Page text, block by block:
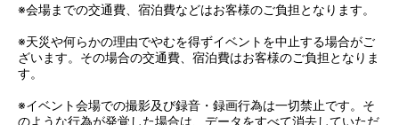
※会場までの交通費、宿泊費などはお客様のご負担となります。
※天災や何らかの理由でやむを得ずイベントを中止する場合がご
ざいます。その場合の交通費、宿泊費はお客様のご負担となりま
す。
※イベント会場での撮影及び録音・録画行為は一切禁止です。そ
のような行為が発覚した場合は、データをすべて消去していただ